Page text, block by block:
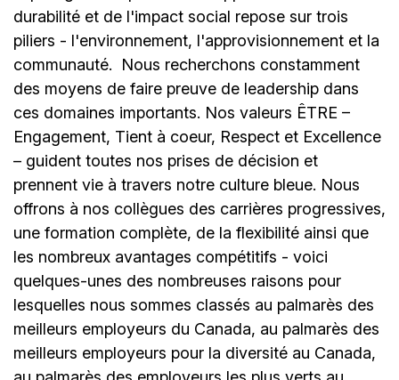
durabilité et de l'impact social repose sur trois
piliers - l'environnement, l'approvisionnement et la
communauté.
Nous recherchons constamment
des moyens de faire preuve de leadership dans
ces domaines importants. Nos valeurs ÊTRE –
Engagement, Tient à coeur, Respect et Excellence
– guident toutes nos prises de décision et
prennent vie à travers notre culture bleue. Nous
offrons à nos collègues des carrières progressives,
une formation complète, de la flexibilité ainsi que
les nombreux avantages compétitifs - voici
quelques-unes des nombreuses raisons pour
lesquelles nous sommes classés au palmarès des
meilleurs employeurs du Canada, au palmarès des
meilleurs employeurs pour la diversité au Canada,